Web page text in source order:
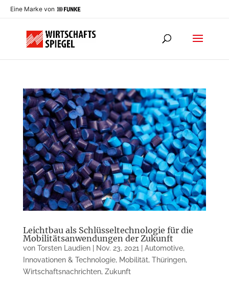
Eine Marke von
Leichtbau als Schlüsseltechnologie für die
Mobilitätsanwendungen der Zukunft
von Torsten Laudien| Nov. 23, 2021 Automotive,
Innovationen & Technologie, Mobilität, Thüringen,
Wirtschaftsnachrichten, Zukunft